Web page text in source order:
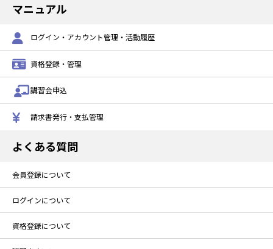
マニュアル
ログイン・アカウント管理・活動履歴
資格登録・管理
講習会申込
請求書発行・支払管理
よくある質問
会員登録について
ログインについて
資格登録について